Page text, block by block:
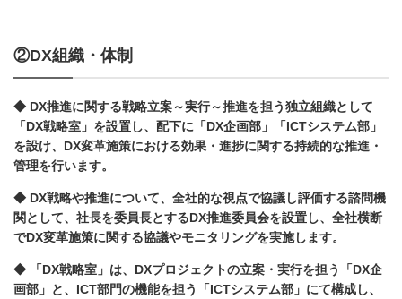
②DX組織・体制
◆ DX推進に関する戦略立案～実行～推進を担う独立組織として
「DX戦略室」を設置し、配下に「DX企画部」「ICTシステム部」
を設け、DX変革施策における効果・進捗に関する持続的な推進・
管理を行います。
◆ DX戦略や推進について、全社的な視点で協議し評価する諮問機
関として、社長を委員長とするDX推進委員会を設置し、全社横断
でDX変革施策に関する協議やモニタリングを実施します。
◆ 「DX戦略室」は、DXプロジェクトの立案・実行を担う「DX企
画部」と、ICT部門の機能を担う「ICTシステム部」にて構成し、